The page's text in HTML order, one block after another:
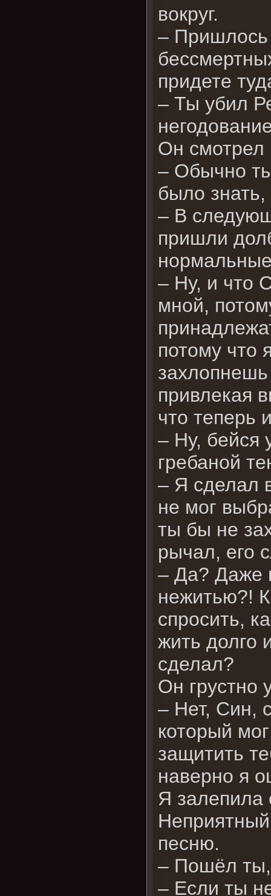
вокруг.
– Пришлось
придете
– Ты убил
Он смотрел
– Обычно
было
– В
пришли
– Ну, и что
мной,
потому
привлекая
что теперь
– Ну, бейся
гребаной
– Я сделал
не мог
ты бы не
рычал, его
– Да? Даже
нежитью?!
спросить,
жить долго
сделал?
Он грустно
– Нет, Син,
который
защитить
наверно я
Я залепила
песню.
– Пошёл ты,
– Если ты